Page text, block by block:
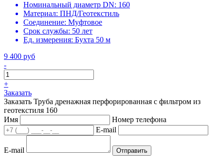
Номинальный диаметр DN: 160
Материал: ПНД/Геотекстиль
Соединение: Муфтовое
Срок службы: 50 лет
Ед. измерения: Бухта 50 м
9 400 руб
-
+
Заказать
Заказать Труба дренажная перфорированная с фильтром из
геотекстиля 160
Имя
Номер телефона
E-mail
E-mail Отправить